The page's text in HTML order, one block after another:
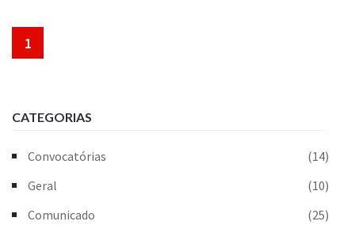
1
CATEGORIAS
Convocatórias
(14)
Geral
(10)
Comunicado
(25)